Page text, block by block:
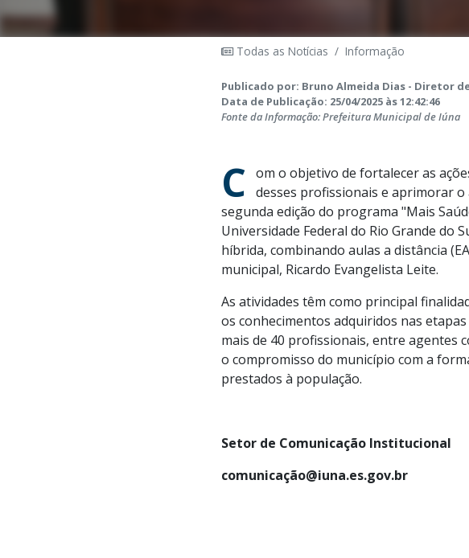
Todas as Notícias / Informação
Publicado por: Bruno Almeida Dias - Diretor
Data de Publicação: 25/04/2025 às 12:42:46
Fonte da Informação: Prefeitura Municipal de Iúna
C
om o objetivo de fortalecer as
desses profissionais e aprimorar
segunda edição do programa "Mais
Universidade Federal do Rio Grande do
híbrida, combinando aulas a distância
municipal, Ricardo Evangelista Leite.
As atividades têm como principal
os conhecimentos adquiridos nas
mais de 40 profissionais, entre agentes
o compromisso do município com a
prestados à população.
Setor de Comunicação Institucional
comunicação@iuna.es.gov.br